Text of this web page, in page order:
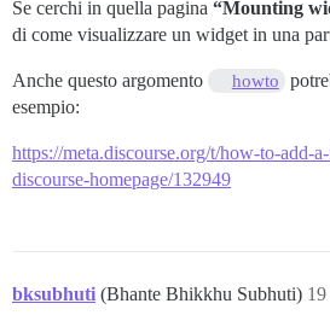
Se cerchi in quella pagina “Mounting
di come visualizzare un widget in una
Anche questo argomento howto
esempio:
https://meta.discourse.org/t/how-to-add-
discourse-homepage/132949
bksubhuti (Bhante Bhikkhu Subhuti) 19